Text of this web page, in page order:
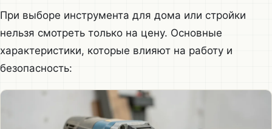
При выборе инструмента для дома или стройки
нельзя смотреть только на цену. Основные
характеристики, которые влияют на работу и
безопасность: